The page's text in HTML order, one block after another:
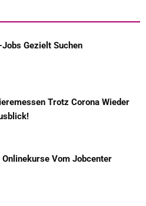
Gezielt Suchen
Trotz Corona Wieder
Vom Jobcenter